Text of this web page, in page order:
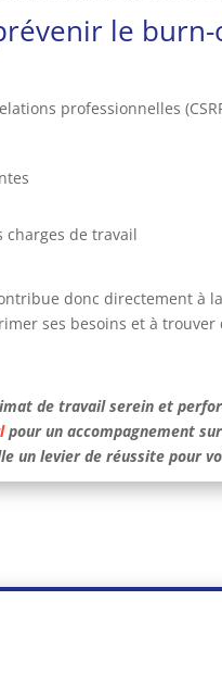
le
professionnelles
charges de travail
donc directement
ses besoins et à
de travail serein et
pour un accompagnement
un levier de réussite pour